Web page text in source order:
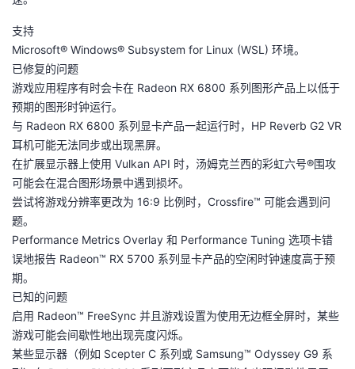
支持
Microsoft® Windows® Subsystem for Linux (WSL) 环境。
已修复的问题
游戏应用程序有时会卡在 Radeon RX 6800 系列图形产品上以低于
预期的图形时钟运行。
与 Radeon RX 6800 系列显卡产品一起运行时，HP Reverb G2 VR
耳机可能无法同步或出现黑屏。
在扩展显示器上使用 Vulkan API 时，汤姆克兰西的彩虹六号®围攻
可能会在混合图形场景中遇到损坏。
尝试将游戏分辨率更改为 16:9 比例时，Crossfire™ 可能会遇到问
题。
Performance Metrics Overlay 和 Performance Tuning 选项卡错
误地报告 Radeon™ RX 5700 系列显卡产品的空闲时钟速度高于预
期。
已知的问题
启用 Radeon™ FreeSync 并且游戏设置为使用无边框全屏时，某些
游戏可能会间歇性地出现亮度闪烁。
某些显示器（例如 Scepter C 系列或 Samsung™ Odyssey G9 系